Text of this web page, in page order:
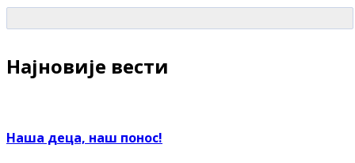
Најновије вести
Наша деца, наш понос!